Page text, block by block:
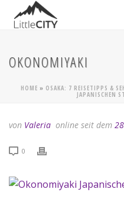
OKONOMIYAKI
HOME » OSAKA: 7 REISETIPPS &
JAPANISCHEN
von Valeria online seit dem
0